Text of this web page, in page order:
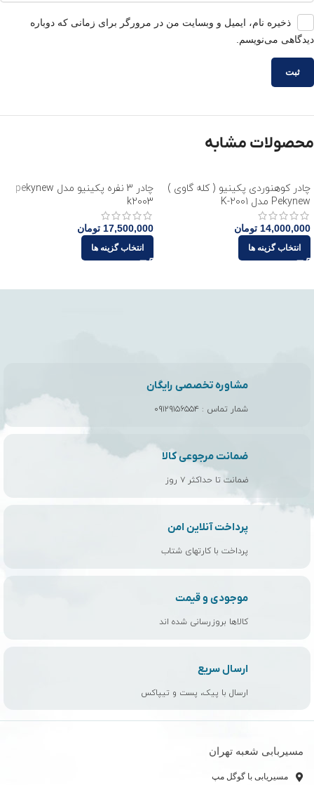
ذخیره نام، ایمیل و وبسایت من در مرورگر برای زمانی که دوباره
دیدگاهی می‌نویسم.
محصولات مشابه
چادر کوهنوردی پکینیو ( کله گاوی )
Pekynew مدل K-2001
14,000,000 تومان
انتخاب گزینه ها
چادر 3 نفره پکینیو مدل pekynew
k2003
17,500,000 تومان
انتخاب گزینه ها
مشاوره تخصصی رایگان
شمار تماس : ۰۹۱۲۹۱۵۶۵۵۴
ضمانت مرجوعی کالا
ضمانت تا حداکثر ۷ روز
پرداخت آنلاین امن
پرداخت با کارتهای شتاب
موجودی و قیمت
کالاها بروزرسانی شده اند
ارسال سریع
ارسال با پیک، پست و تیپاکس
مسیربابی شعبه تهران
مسیریابی با گوگل مپ